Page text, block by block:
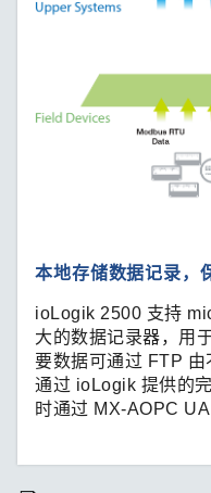
本地存储数据记录，
ioLogik 2500 支持
大的数据记录器，用
要数据可通过 FTP
通过 ioLogik 提供的
时通过 MX-AOPC